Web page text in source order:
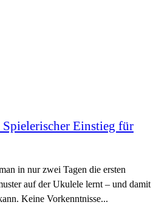
Einstieg für
in nur zwei Tagen die ersten
auf der Ukulele lernt – und damit
Keine Vorkenntnisse...